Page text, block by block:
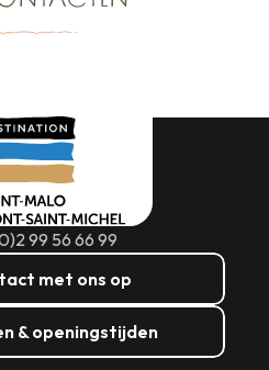
99 56 66 99
met ons op
& openingstijden